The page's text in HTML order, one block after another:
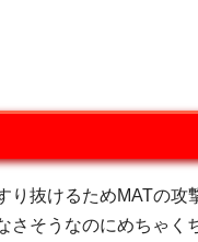
抜けるためMATの攻
そうなのにめちゃく